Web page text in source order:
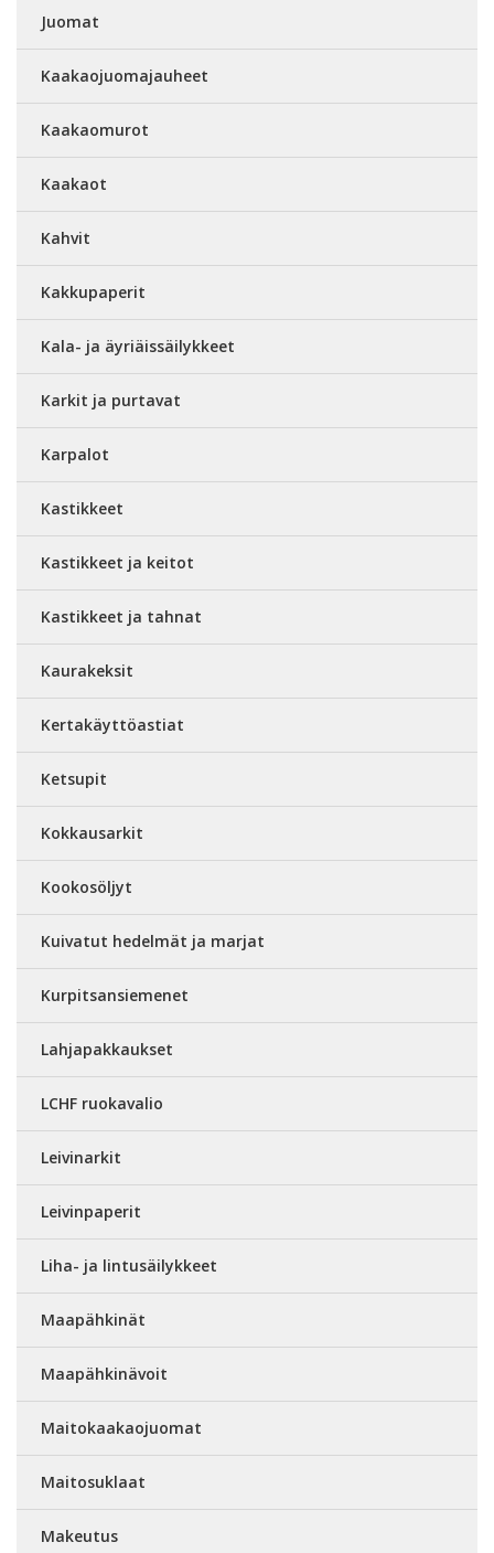
Juomat
Kaakaojuomajauheet
Kaakaomurot
Kaakaot
Kahvit
Kakkupaperit
Kala- ja äyriäissäilykkeet
Karkit ja purtavat
Karpalot
Kastikkeet
Kastikkeet ja keitot
Kastikkeet ja tahnat
Kaurakeksit
Kertakäyttöastiat
Ketsupit
Kokkausarkit
Kookosöljyt
Kuivatut hedelmät ja marjat
Kurpitsansiemenet
Lahjapakkaukset
LCHF ruokavalio
Leivinarkit
Leivinpaperit
Liha- ja lintusäilykkeet
Maapähkinät
Maapähkinävoit
Maitokaakaojuomat
Maitosuklaat
Makeutus